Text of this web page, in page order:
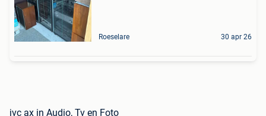
Roeselare 30 apr 26
jvc ax in Audio, Tv en Foto